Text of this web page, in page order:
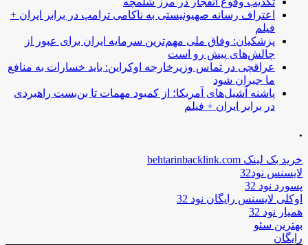
اعتراف رسانه صهیونیستی به ناکامی ترامپ در برابر ایران +
فیلم
پزشکیان: وفاق ملی مهم‌ترین سرمایه ایران برای عبور از
چالش‌های پیش رو است
عراقچی در تماس وزیرخارجه اوکراین: باید خسارات به منافع
ما جبران شود
پاشنه آشیل‌های آمریکا؛ از کمبود مهمات تا بن‌بست راهبردی
در برابر ایران + فیلم
.
خرید بک لینک behtarinbacklink.com
لایسنس نود32
پسورد نود 32
اوکلی لایسنس رایگان نود 32
همیار نود 32
بهترین سئو
رایگان